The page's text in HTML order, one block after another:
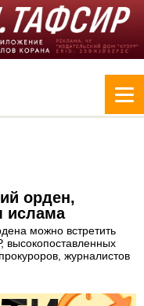
орден,
ислама
можно встретить
высокопоставленных
журналистов